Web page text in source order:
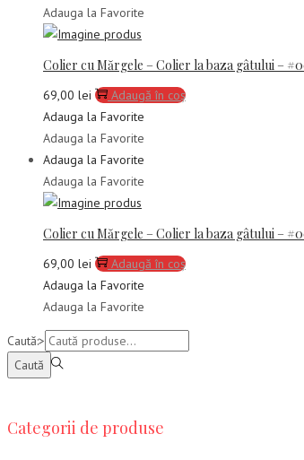
Adauga la Favorite
Colier cu Mărgele – Colier la baza gâtului –
69,00 lei
Adaugă în coș
Adauga la Favorite
Adauga la Favorite
Adauga la Favorite
Adauga la Favorite
Colier cu Mărgele – Colier la baza gâtului –
69,00 lei
Adaugă în coș
Adauga la Favorite
Adauga la Favorite
Caută:>
Caută
Categorii de produse